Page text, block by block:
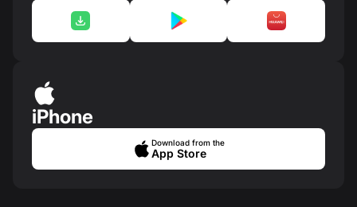
iPhone
Download from the
App Store